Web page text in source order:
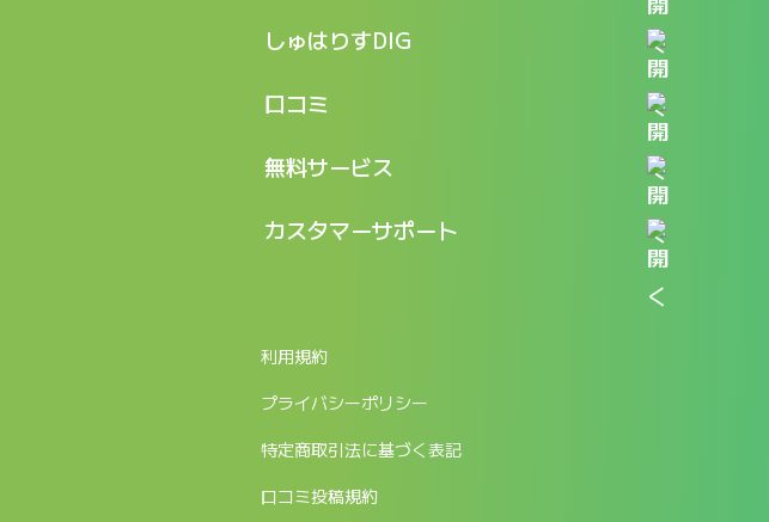
特長
料金
新着情報
ログイン
しゅはりすDIG
記事一覧
口コミ
口コミ一覧
無料サービス
LINEで『Iパス ならし学習』
カスタマーサポート
返金申請フォーム
利用規約
プライバシーポリシー
特定商取引法に基づく表記
口コミ投稿規約